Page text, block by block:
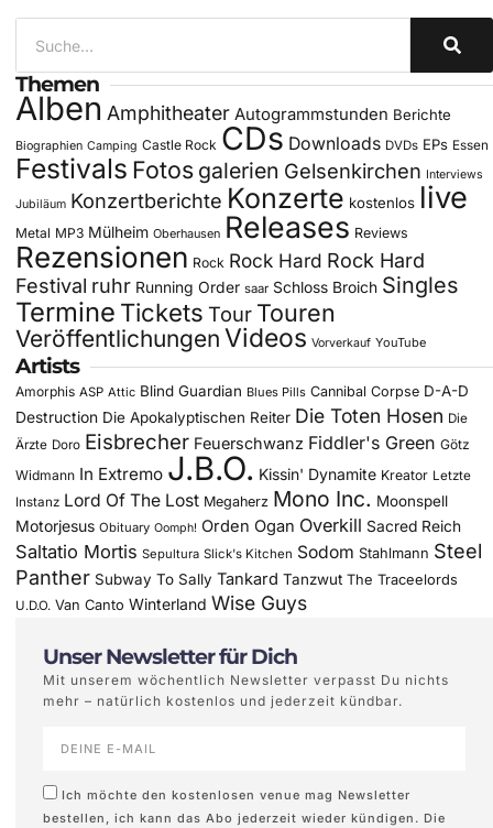
Themen
Alben Amphitheater Autogrammstunden Berichte
Biographien Camping Castle Rock CDs Downloads DVDs EPs Essen
Festivals Fotos galerien Gelsenkirchen Interviews
Jubiläum Konzertberichte Konzerte kostenlos live
Metal MP3 Mülheim Oberhausen Releases Reviews
Rezensionen Rock Rock Hard Rock Hard
Festival ruhr Running Order saar Schloss Broich Singles
Termine Tickets Tour Touren
Veröffentlichungen Videos Vorverkauf YouTube
Artists
Amorphis ASP Attic Blind Guardian Blues Pills Cannibal Corpse D-A-D
Destruction Die Apokalyptischen Reiter Die Toten Hosen Die
Ärzte Doro Eisbrecher Feuerschwanz Fiddler's Green Götz
Widmann In Extremo J.B.O. Kissin' Dynamite Kreator Letzte
Instanz Lord Of The Lost Megaherz Mono Inc. Moonspell
Motorjesus Obituary Oomph! Orden Ogan Overkill Sacred Reich
Saltatio Mortis Sepultura Slick's Kitchen Sodom Stahlmann Steel
Panther Subway To Sally Tankard Tanzwut The Traceelords
U.D.O. Van Canto Winterland Wise Guys
Unser Newsletter für Dich
Mit unserem wöchentlich Newsletter verpasst Du nichts
mehr – natürlich kostenlos und jederzeit kündbar.
Ich möchte den kostenlosen venue mag Newsletter
bestellen, ich kann das Abo jederzeit wieder kündigen. Die